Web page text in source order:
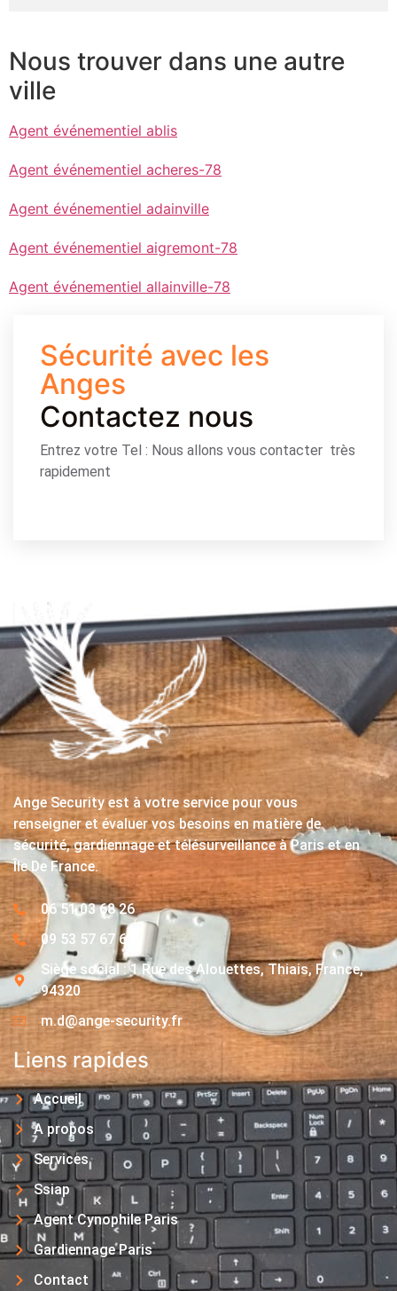
Nous trouver dans une autre
ville
Agent événementiel ablis
Agent événementiel acheres-78
Agent événementiel adainville
Agent événementiel aigremont-78
Agent événementiel allainville-78
Sécurité avec les
Anges
Contactez nous
Entrez votre Tel : Nous allons vous contacter très
rapidement
Ange Security est à votre service pour vous
renseigner et évaluer vos besoins en matière de
sécurité, gardiennage et télésurveillance à Paris et en
Île De France.
06 51 03 68 26
09 53 57 67 63
Siège social : 1 Rue des Alouettes, Thiais, France,
94320
m.d@ange-security.fr
Liens rapides
Accueil
A propos
Services
Ssiap
Agent Cynophile Paris
Gardiennage Paris
Contact